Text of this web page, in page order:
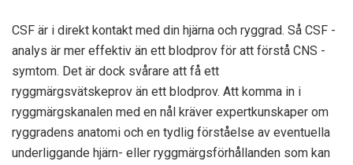
CSF är i direkt kontakt med din hjärna och ryggrad. Så CSF -
analys är mer effektiv än ett blodprov för att förstå CNS -
symtom. Det är dock svårare att få ett
ryggmärgsvätskeprov än ett blodprov. Att komma in i
ryggmärgskanalen med en nål kräver expertkunskaper om
ryggradens anatomi och en tydlig förståelse av eventuella
underliggande hjärn- eller ryggmärgsförhållanden som kan